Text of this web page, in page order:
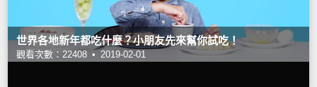
世界各地新年都吃什麼？小朋友先來幫你試吃！
觀看次數：22408 • 2019-02-01